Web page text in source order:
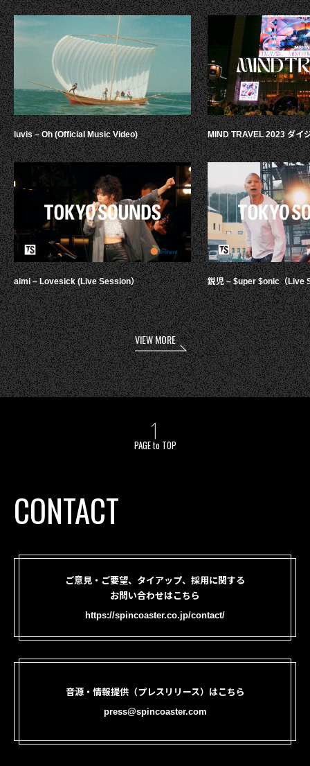
luvis – Oh (Official Music Video)
aimi – Lovesick (Live Session）
MIND TRAVEL 2023 ダイ
鋭児 – $uper $onic（Live
VIEW MORE
PAGE to TOP
CONTACT
ご意見・ご要望、タイアップ、採用に関する
お問い合わせはこちら
https://spincoaster.co.jp/contact/
音源・情報提供（プレスリリース）はこちら
press@spincoaster.com